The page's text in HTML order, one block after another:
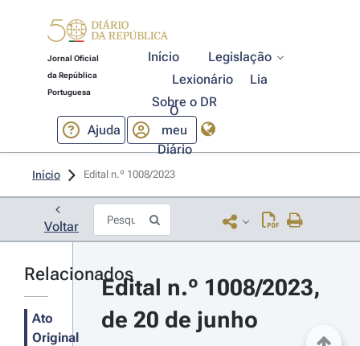
Jornal Oficial
da República
Portuguesa
Início
Legislação
Lexionário
Lia
Sobre o DR
Ajuda
O
meu
Diário
Início Edital n.º 1008/2023
Voltar
Relacionados
Ato
Original
Edital n.º 1008/2023,
de 20 de junho